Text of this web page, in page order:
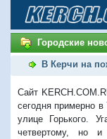
Городские
В Керчи на
Сайт
сегодня примерно в
улице Горького.
четвертому, но